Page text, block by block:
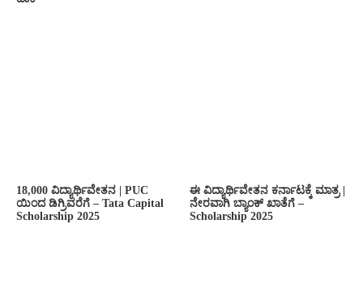
18,000 ವಿದ್ಯಾರ್ಥಿವೇತನ | PUC
ಯಿಂದ ಡಿಗ್ರಿವರೆಗೆ – Tata Capital
Scholarship 2025
ಈ ವಿದ್ಯಾರ್ಥಿವೇತನ ಕರ್ನಾಟಕ್ಕೆ ಮಾತ್ರ |
ನೇರವಾಗಿ ಬ್ಯಾಂಕ್ ಖಾತೆಗೆ –
Scholarship 2025